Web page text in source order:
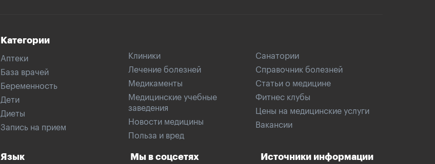
Категории
Аптеки
База врачей
Беременность
Дети
Диеты
Запись на прием
Клиники
Лечение болезней
Медикаменты
Медицинские учебные
заведения
Новости медицины
Польза и вред
Санатории
Справочник болезней
Статьи о медицине
Фитнес клубы
Цены на медицинские услуги
Вакансии
Язык Мы в соцсетях Источники информации